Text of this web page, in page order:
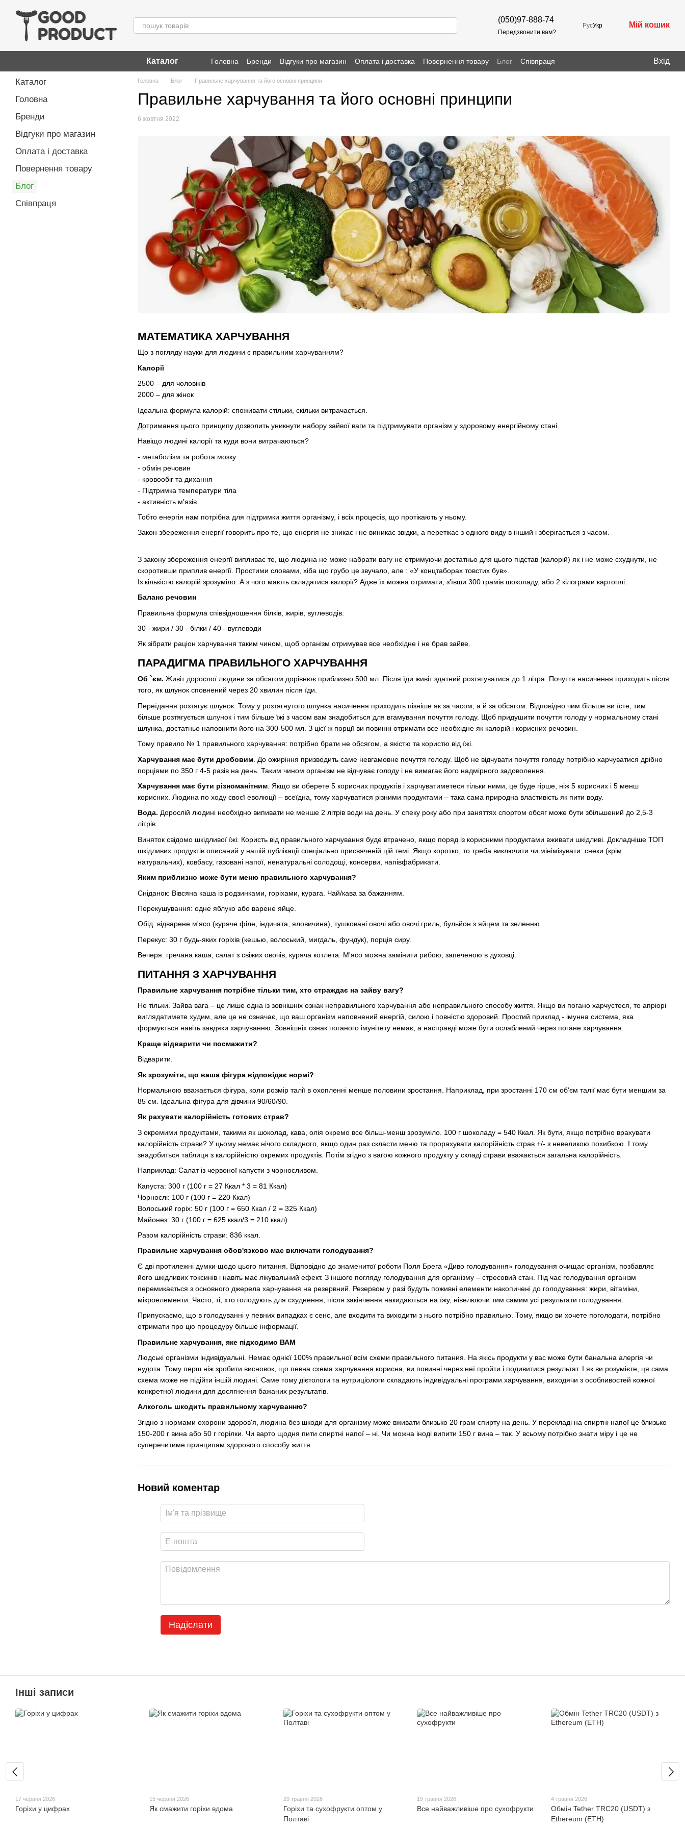
(050)97-888-74
Передзвонити вам?
РусУкр Мій кошик
Каталог Головна Бренди Відгуки про магазин Оплата і доставка Повернення товару Блог Співпраця Вхід
Головна Блог Правильне харчування та його основні принципи
Правильне харчування та його основні принципи
6 жовтня 2022
МАТЕМАТИКА ХАРЧУВАННЯ
Що з погляду науки для людини є правильним харчуванням?
Калорії
2500 – для чоловіків
2000 – для жінок
Ідеальна формула калорій: споживати стільки, скільки витрачається.
Дотримання цього принципу дозволить уникнути набору зайвої ваги та підтримувати організм у здоровому енергійному стані.
Навіщо людині калорії та куди вони витрачаються?
- метаболізм та робота мозку
- обмін речовин
- кровообіг та дихання
- Підтримка температури тіла
- активність м'язів
Тобто енергія нам потрібна для підтримки життя організму, і всіх процесів, що протікають у ньому.
Закон збереження енергії говорить про те, що енергія не зникає і не виникає звідки, а перетікає з одного виду в інший і зберігається з часом.
З закону збереження енергії випливає те, що людина не може набрати вагу не отримуючи достатньо для цього підстав (калорій) як і не може схуднути, не
скоротивши приплив енергії. Простими словами, хіба що грубо це звучало, але : «У концтаборах товстих був».
Із кількістю калорій зрозуміло. А з чого мають складатися калорії? Адже їх можна отримати, з'ївши 300 грамів шоколаду, або 2 кілограми картоплі.
Баланс речовин
Правильна формула співвідношення білків, жирів, вуглеводів:
30 - жири / 30 - білки / 40 - вуглеводи
Як зібрати раціон харчування таким чином, щоб організм отримував все необхідне і не брав зайве.
ПАРАДИГМА ПРАВИЛЬНОГО ХАРЧУВАННЯ
Об `єм. Живіт дорослої людини за обсягом дорівнює приблизно 500 мл. Після їди живіт здатний розтягуватися до 1 літра. Почуття насичення приходить після
того, як шлунок сповнений через 20 хвилин після їди.
Переїдання розтягує шлунок. Тому у розтягнутого шлунка насичення приходить пізніше як за часом, а й за обсягом. Відповідно чим більше ви їсте, тим
більше розтягується шлунок і тим більше їжі з часом вам знадобиться для вгамування почуття голоду. Щоб придушити почуття голоду у нормальному стані
шлунка, достатньо наповнити його на 300-500 мл. З цієї ж порції ви повинні отримати все необхідне як калорій і корисних речовин.
Тому правило № 1 правильного харчування: потрібно брати не обсягом, а якістю та користю від їжі.
Харчування має бути дробовим . До ожиріння призводить саме невгамовне почуття голоду. Щоб не відчувати почуття голоду потрібно харчуватися дрібно
порціями по 350 г 4-5 разів на день. Таким чином організм не відчуває голоду і не вимагає його надмірного задоволення.
Харчування має бути різноманітним . Якщо ви оберете 5 корисних продуктів і харчуватиметеся тільки ними, це буде гірше, ніж 5 корисних і 5 менш
корисних. Людина по ходу своєї еволюції – всеїдна, тому харчуватися різними продуктами – така сама природна властивість як пити воду.
Вода. Дорослій людині необхідно випивати не менше 2 літрів води на день. У спеку року або при заняттях спортом обсяг може бути збільшений до 2,5-3
літрів.
Виняток свідомо шкідливої ​​їжі. Користь від правильного харчування буде втрачено, якщо поряд із корисними продуктами вживати шкідливі. Докладніше ТОП
шкідливих продуктів описаний у нашій публікації спеціально присвяченій цій темі. Якщо коротко, то треба виключити чи мінімізувати: снеки (крім
натуральних), ковбасу, газовані напої, ненатуральні солодощі, консерви, напівфабрикати.
Яким приблизно може бути меню правильного харчування?
Сніданок: Вівсяна каша із родзинками, горіхами, курага. Чай/кава за бажанням.
Перекушування: одне яблуко або варене яйце.
Обід: відварене м'ясо (куряче філе, індичата, яловичина), тушковані овочі або овочі гриль, бульйон з яйцем та зеленню.
Перекус: 30 г будь-яких горіхів (кешью, волоський, мигдаль, фундук), порція сиру.
Вечеря: гречана каша, салат з свіжих овочів, куряча котлета. М'ясо можна замінити рибою, запеченою в духовці.
ПИТАННЯ З ХАРЧУВАННЯ
Правильне харчування потрібне тільки тим, хто страждає на зайву вагу?
Не тільки. Зайва вага – це лише одна із зовнішніх ознак неправильного харчування або неправильного способу життя. Якщо ви погано харчуєтеся, то апріорі
виглядатимете худим, але це не означає, що ваш організм наповнений енергій, силою і повністю здоровий. Простий приклад - імунна система, яка
формується навіть завдяки харчуванню. Зовнішніх ознак поганого імунітету немає, а насправді може бути ослаблений через погане харчування.
Краще відварити чи посмажити?
Відварити.
Як зрозуміти, що ваша фігура відповідає нормі?
Нормальною вважається фігура, коли розмір талії в охопленні менше половини зростання. Наприклад, при зростанні 170 см об'єм талії має бути меншим за
85 см. Ідеальна фігура для дівчини 90/60/90.
Як рахувати калорійність готових страв?
З окремими продуктами, такими як шоколад, кава, олія окремо все більш-менш зрозуміло. 100 г шоколаду = 540 Ккал. Як бути, якщо потрібно врахувати
калорійність страви? У цьому немає нічого складного, якщо один раз скласти меню та прорахувати калорійність страв +/- з невеликою похибкою. І тому
знадобиться таблиця з калорійністю окремих продуктів. Потім згідно з вагою кожного продукту у складі страви вважається загальна калорійність.
Наприклад: Салат із червоної капусти з чорносливом.
Капуста: 300 г (100 г = 27 Ккал * 3 = 81 Ккал)
Чорнослі: 100 г (100 г = 220 Ккал)
Волоський горіх: 50 г (100 г = 650 Ккал / 2 = 325 Ккал)
Майонез: 30 г (100 г = 625 ккал/3 = 210 ккал)
Разом калорійність страви: 836 ккал.
Правильне харчування обов'язково має включати голодування?
Є дві протилежні думки щодо цього питання. Відповідно до знаменитої роботи Поля Брега «Диво голодування» голодування очищає організм, позбавляє
його шкідливих токсинів і навіть має лікувальний ефект. З іншого погляду голодування для організму – стресовий стан. Під час голодування організм
перемикається з основного джерела харчування на резервний. Резервом у разі будуть поживні елементи накопичені до голодування: жири, вітаміни,
мікроелементи. Часто, ті, хто голодують для схуднення, після закінчення накидаються на їжу, нівелюючи тим самим усі результати голодування.
Припускаємо, що в голодуванні у певних випадках є сенс, але входити та виходити з нього потрібно правильно. Тому, якщо ви хочете поголодати, потрібно
отримати про цю процедуру більше інформації.
Правильне харчування, яке підходимо ВАМ
Людські організми індивідуальні. Немає однієї 100% правильної всім схеми правильного питания. На якісь продукти у вас може бути банальна алергія чи
нудота. Тому перш ніж зробити висновок, що певна схема харчування корисна, ви повинні через неї пройти і подивитися результат. І як ви розумієте, ця сама
схема може не підійти іншій людині. Саме тому дієтологи та нутриціологи складають індивідуальні програми харчування, виходячи з особливостей кожної
конкретної людини для досягнення бажаних результатів.
Алкоголь шкодить правильному харчуванню?
Згідно з нормами охорони здоров'я, людина без шкоди для організму може вживати близько 20 грам спирту на день. У перекладі на спиртні напої це близько
150-200 г вина або 50 г горілки. Чи варто щодня пити спиртні напої – ні. Чи можна іноді випити 150 г вина – так. У всьому потрібно знати міру і це не
суперечитиме принципам здорового способу життя.
Новий коментар
Надіслати
Каталог
Головна
Бренди
Відгуки про магазин
Оплата і доставка
Повернення товару
Блог
Співпраця
Інші записи
17 червня 2026
Горіхи у цифрах
15 червня 2026
Як смажити горіхи вдома
29 травня 2026
Горіхи та сухофрукти оптом у
Полтаві
19 травня 2026
Все найважливіше про сухофрукти
4 травня 2026
Обмін Tether TRC20 (USDT) з
Ethereum (ETH)